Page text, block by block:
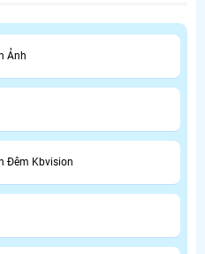
Ảnh
Đêm Kbvision